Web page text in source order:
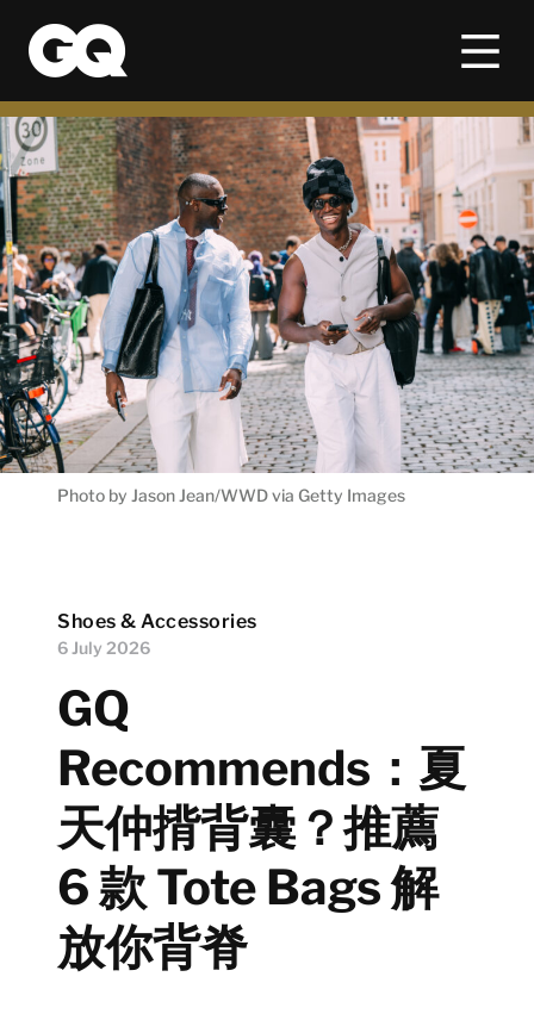
Photo by Jason Jean/WWD via Getty Images
Shoes & Accessories
6 July 2026
GQ
Recommends：夏
天仲揹背囊？推薦
6 款 Tote Bags 解
放你背脊